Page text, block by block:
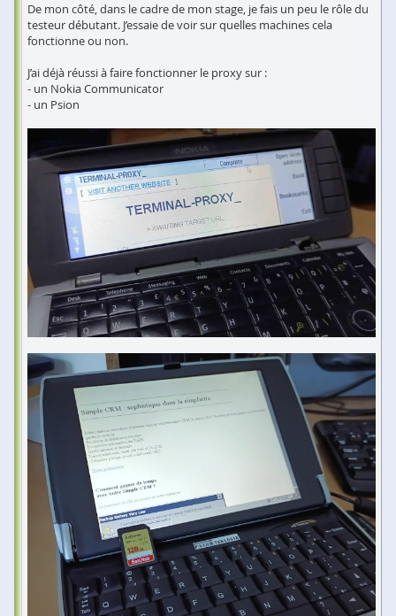
De mon côté, dans le cadre de mon stage, je fais un peu le rôle du
testeur débutant. J’essaie de voir sur quelles machines cela
fonctionne ou non.
J’ai déjà réussi à faire fonctionner le proxy sur :
- un Nokia Communicator
- un Psion